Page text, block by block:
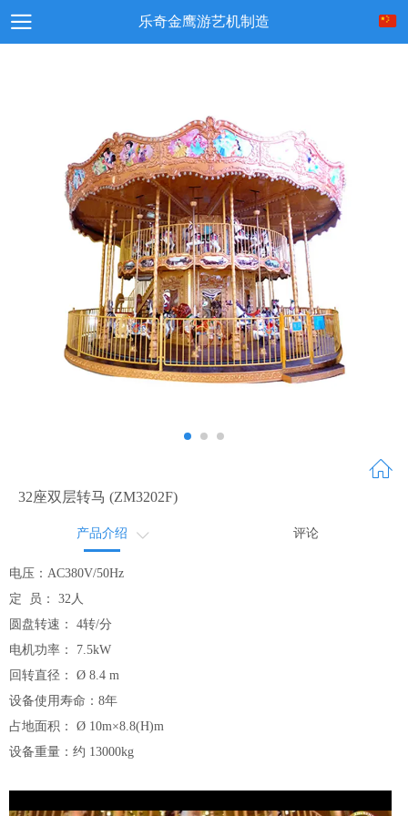
乐奇金鹰游艺机制造
32座双层转马 (ZM3202F)
产品介绍
画册
评论
电压：AC380V/50Hz
定 员： 32人
圆盘转速： 4转/分
电机功率： 7.5kW
回转直径： Ø 8.4 m
设备使用寿命：8年
占地面积： Ø 10m×8.8(H)m
设备重量：约 13000kg